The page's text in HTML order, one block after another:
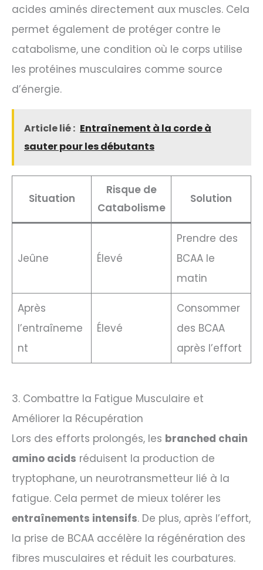
acides aminés directement aux muscles. Cela
permet également de protéger contre le
catabolisme, une condition où le corps utilise
les protéines musculaires comme source
d’énergie.
Article lié : Entraînement à la corde à
sauter pour les débutants
Situation
Risque de
Catabolisme
Solution
Jeûne Élevé
Prendre des
BCAA le
matin
Après
l’entraîneme
nt
Élevé
Consommer
des BCAA
après l’effort
3. Combattre la Fatigue Musculaire et
Améliorer la Récupération
Lors des efforts prolongés, les branched chain
amino acids réduisent la production de
tryptophane, un neurotransmetteur lié à la
fatigue. Cela permet de mieux tolérer les
entraînements intensifs. De plus, après l’effort,
la prise de BCAA accélère la régénération des
fibres musculaires et réduit les courbatures.